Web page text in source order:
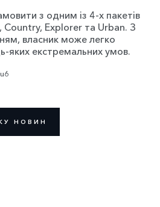
з одним із 4-х пакетів
Country, Explorer та Urban. З
власник може легко
яких екстремальних умов.
НОВИН